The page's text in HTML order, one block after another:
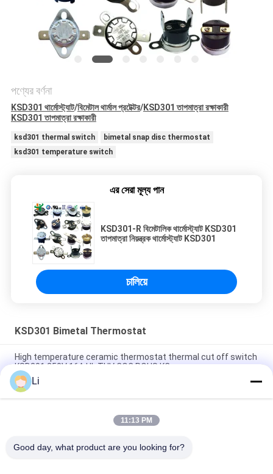
PRIVACY
POLICY
পণ্যের বর্ণনা
KSD301 থার্মোস্ট্যাট/বিমেটাল থার্মাল প্রটেক্টর/KSD301 তাপমাত্রা রক্ষাকারী
KSD301 তাপমাত্রা রক্ষাকারী
ksd301 thermal switch
bimetal snap disc thermostat
ksd301 temperature switch
এর সেরা মূল্য পান
KSD301-R বিমেটালিক থার্মোস্ট্যাট KSD301
তাপমাত্রা নিয়ন্ত্রক থার্মোস্ট্যাট KSD301
চালিয়ে
KSD301 Bimetal Thermostat
High temperature ceramic thermostat thermal cut off switch
KSD301 250V 16A UL TUV CQC ROHS KC
Bimetal Disc Snap Action Thermostats, low temperature
limited control switch H31 250V 10 13C
Snap Action Type KSD301 Bimetal Thermostat AC 125V 250V
Li
11:13 PM
Good day, what product are you looking for?